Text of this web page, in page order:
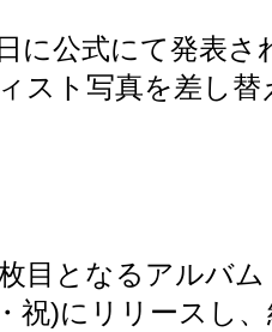
に公式にて発表さ
スト写真を差し
目となるアルバム
祝)にリリースし